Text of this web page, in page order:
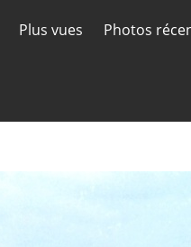
Plus vues Photos